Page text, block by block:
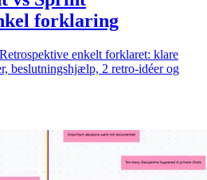
forklaring
enkelt forklaret: klare
beslutningshjælp, 2 retro-idéer og